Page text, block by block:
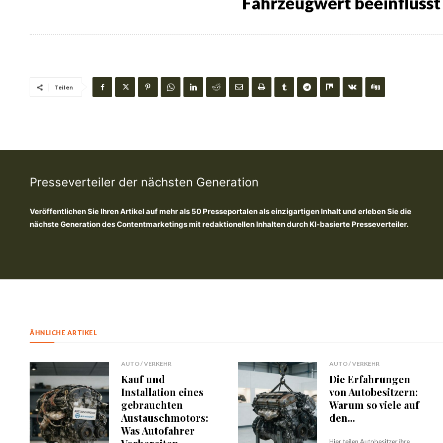
Teilen
Presseverteiler der nächsten Generation
Veröffentlichen Sie Ihren Artikel auf mehr als 50 Presseportalen als einzigartigen Inhalt und erleben Sie die
nächste Generation des Contentmarketings mit redaktionellen Inhalten durch KI-basierte Presseverteiler.
ÄHNLICHE ARTIKEL
AUTO / VERKEHR
Kauf und
Installation eines
gebrauchten
Austauschmotors:
Was Autofahrer
AUTO / VERKEHR
Die Erfahrungen
von Autobesitzern:
Warum so viele auf
den...